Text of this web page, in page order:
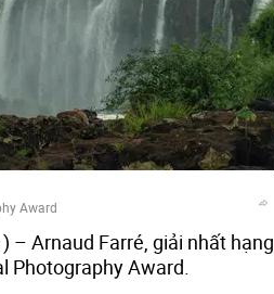
Award
– Arnaud Farré, giải nhất hạng
Photography Award.